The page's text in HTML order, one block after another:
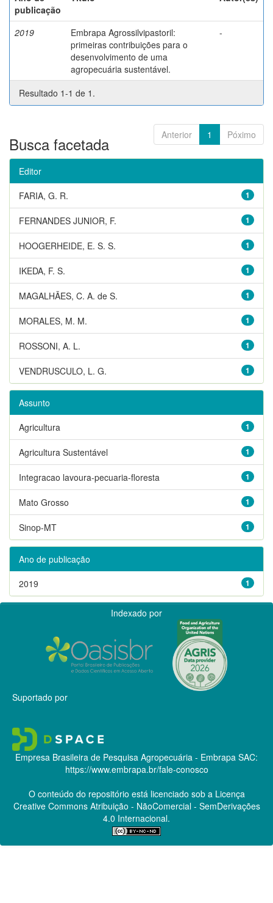
publicação
2019
Embrapa Agrossilvipastoril:
primeiras contribuições para o
desenvolvimento de uma
agropecuária sustentável.
-
Resultado 1-1 de 1.
Anterior 1 Póximo
Busca facetada
Editor
1
FARIA, G. R.
1
FERNANDES JUNIOR, F.
1
HOOGERHEIDE, E. S. S.
1
IKEDA, F. S.
1
MAGALHÃES, C. A. de S.
1
MORALES, M. M.
1
ROSSONI, A. L.
1
VENDRUSCULO, L. G.
Assunto
1
Agricultura
1
Agricultura Sustentável
1
Integracao lavoura-pecuaria-floresta
1
Mato Grosso
1
Sinop-MT
Ano de publicação
1
2019
Indexado por
Suportado por
Empresa Brasileira de Pesquisa Agropecuária - Embrapa SAC:
https://www.embrapa.br/fale-conosco
O conteúdo do repositório está licenciado sob a Licença
Creative CommonsAtribuição - NãoComercial - SemDerivações
4.0 Internacional.